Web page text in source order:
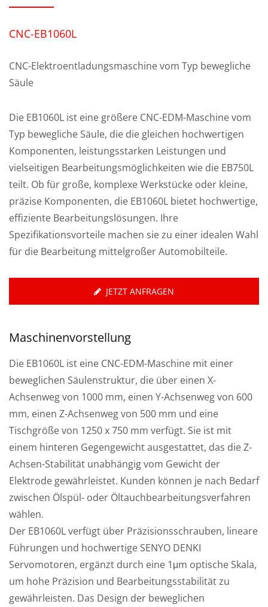
CNC-EB1060L
CNC-Elektroentladungsmaschine vom Typ bewegliche
Säule
Die EB1060L ist eine größere CNC-EDM-Maschine vom
Typ bewegliche Säule, die die gleichen hochwertigen
Komponenten, leistungsstarken Leistungen und
vielseitigen Bearbeitungsmöglichkeiten wie die EB750L
teilt. Ob für große, komplexe Werkstücke oder kleine,
präzise Komponenten, die EB1060L bietet hochwertige,
effiziente Bearbeitungslösungen. Ihre
Spezifikationsvorteile machen sie zu einer idealen Wahl
für die Bearbeitung mittelgroßer Automobilteile.
JETZT ANFRAGEN
Maschinenvorstellung
Die EB1060L ist eine CNC-EDM-Maschine mit einer
beweglichen Säulenstruktur, die über einen X-
Achsenweg von 1000 mm, einen Y-Achsenweg von 600
mm, einen Z-Achsenweg von 500 mm und eine
Tischgröße von 1250 x 750 mm verfügt. Sie ist mit
einem hinteren Gegengewicht ausgestattet, das die Z-
Achsen-Stabilität unabhängig vom Gewicht der
Elektrode gewährleistet. Kunden können je nach Bedarf
zwischen Ölspül- oder Öltauchbearbeitungsverfahren
wählen.
Der EB1060L verfügt über Präzisionsschrauben, lineare
Führungen und hochwertige SENYO DENKI
Servomotoren, ergänzt durch eine 1μm optische Skala,
um hohe Präzision und Bearbeitungsstabilität zu
gewährleisten. Das Design der beweglichen